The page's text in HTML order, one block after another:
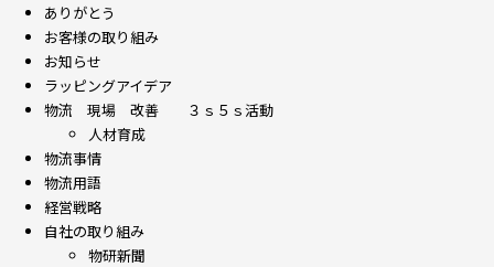
ありがとう
お客様の取り組み
お知らせ
ラッピングアイデア
物流 現場 改善 ３ｓ５ｓ活動
人材育成
物流事情
物流用語
経営戦略
自社の取り組み
物研新聞